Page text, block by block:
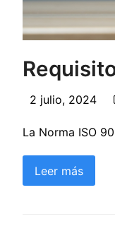
2 julio, 2024
La Norma ISO
Leer más